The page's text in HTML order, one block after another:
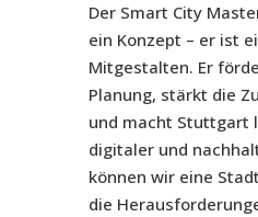
Der Smart City
ein Konzept – er ist
Mitgestalten. Er
Planung, stärkt die
und macht Stuttgart
digitaler und
können wir eine
die